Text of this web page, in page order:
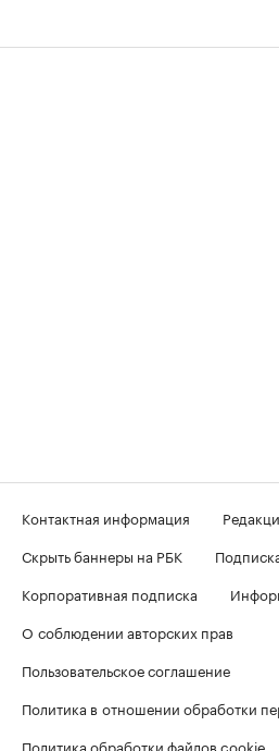
Контактная информация
Скрыть баннеры на РБК
Корпоративная подписка
О соблюдении авторских прав
Пользовательское соглашение
Политика в отношении обработки
Политика обработки файлов cookie